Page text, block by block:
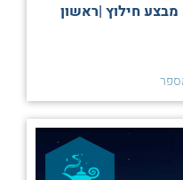
חילוץ |ראשון